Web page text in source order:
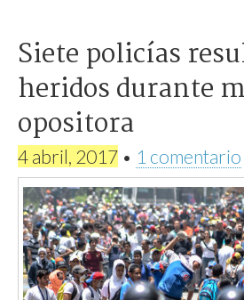
Siete policías
heridos durante
opositora
4 abril, 2017 • 1 comentario